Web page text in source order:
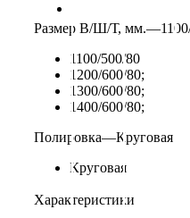
Размер В/Ш/Т, мм.—
1100/500/80
1200/600/80;
1300/600/80;
1400/600/80;
Полировка—Круговая
Круговая
Характеристики